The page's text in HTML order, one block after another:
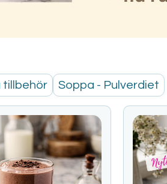
tillbehör Soppa - Pulverdiet